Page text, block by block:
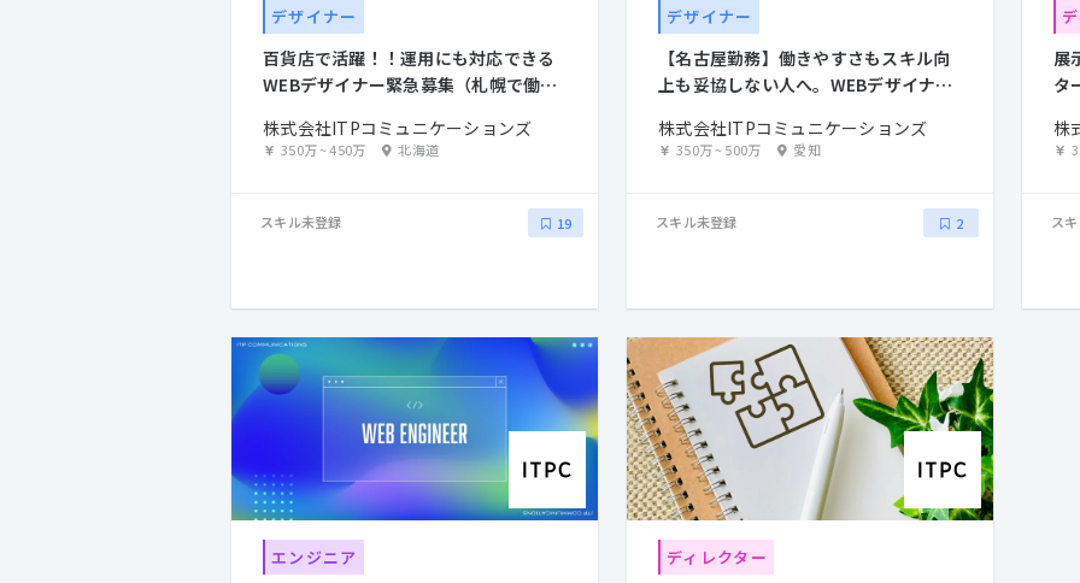
デザイナー
百貨店で活躍！！運用にも対応できる
WEBデザイナー緊急募集（札幌で働き
株式会社ITPコミュニケーションズ
350万~450万 北海道
スキル未登録 19
デザイナー
【名古屋勤務】働きやすさもスキル向
上も妥協しない人へ。WEBデザイナー
株式会社ITPコミュニケーションズ
350万~500万 愛知
スキル未登録 2
展
タ
株
ス
エンジニア ディレクター